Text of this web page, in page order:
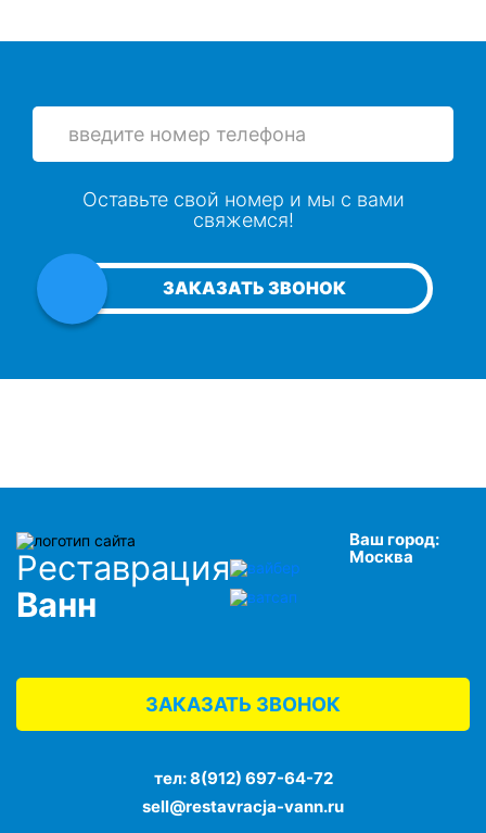
ЗАКАЗАТЬ ЗВОНОК
Оставьте свой номер и мы с вами
свяжемся!
Реставрация
Ванн
Ваш город:
Москва
ЗАКАЗАТЬ ЗВОНОК
тел:8(912) 697-64-72
sell@restavracja-vann.ru